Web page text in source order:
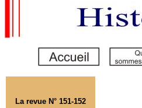
La revue N° 151-152